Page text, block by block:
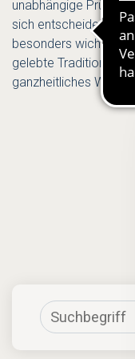
unabhängige Prüfer
sich entscheiden: ob
besonders wichtig
gelebte Tradition und
ganzheitliches